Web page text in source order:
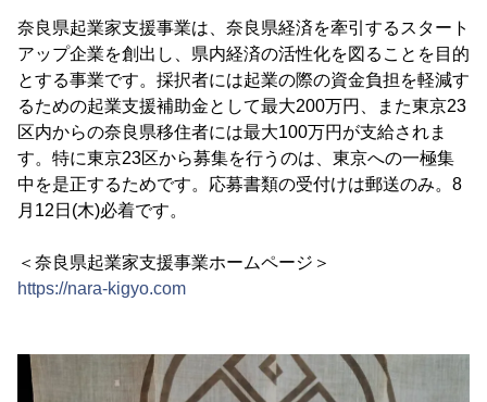
奈良県起業家支援事業は、奈良県経済を牽引するスタート
アップ企業を創出し、県内経済の活性化を図ることを目的
とする事業です。採択者には起業の際の資金負担を軽減す
るための起業支援補助金として最大200万円、また東京23
区内からの奈良県移住者には最大100万円が支給されま
す。特に東京23区から募集を行うのは、東京への一極集
中を是正するためです。応募書類の受付けは郵送のみ。8
月12日(木)必着です。
＜奈良県起業家支援事業ホームページ＞
https://nara-kigyo.com